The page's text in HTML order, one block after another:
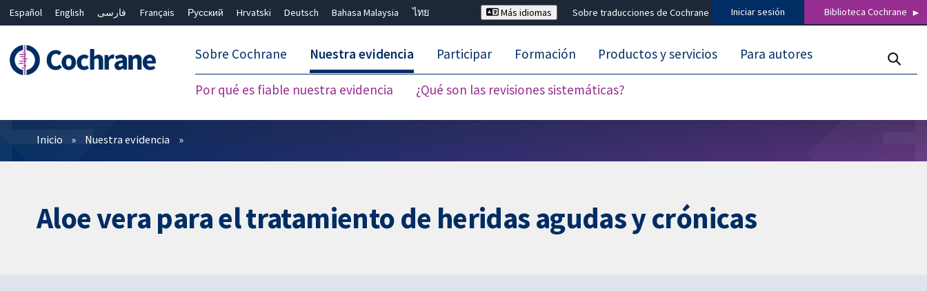
Español English فارسی Français Русский Hrvatski Deutsch Bahasa Malaysia
ไทย
Más idiomas Sobre traducciones de Cochrane Iniciar sesión Biblioteca Cochrane
Sobre Cochrane Nuestra evidencia
Por qué es fiable nuestra evidencia ¿Qué son las revisiones sistemáticas?
Participar Formación Productos y servicios Para autores
Filtros
Inicio Nuestra evidencia
Aloe vera para el tratamiento de heridas agudas y crónicas